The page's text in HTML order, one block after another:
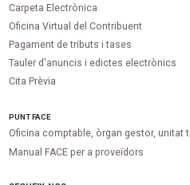
Carpeta Electrònica
Oficina Virtual del Contribuent
Pagament de tributs i tases
Tauler d'anuncis i edictes electrònics
Cita Prèvia
PUNTFACE
Oficina comptable, òrgan gestor, unitat
Manual FACE per a proveïdors